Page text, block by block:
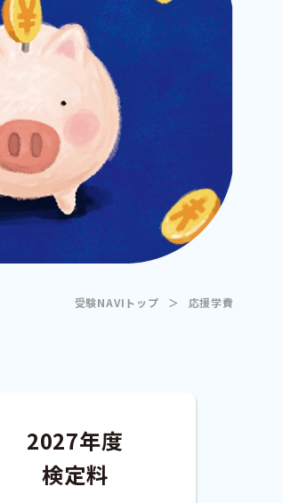
受験NAVIトップ ＞ 応援学費
2027年度
検定料